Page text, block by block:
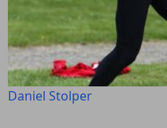
Daniel Stolper